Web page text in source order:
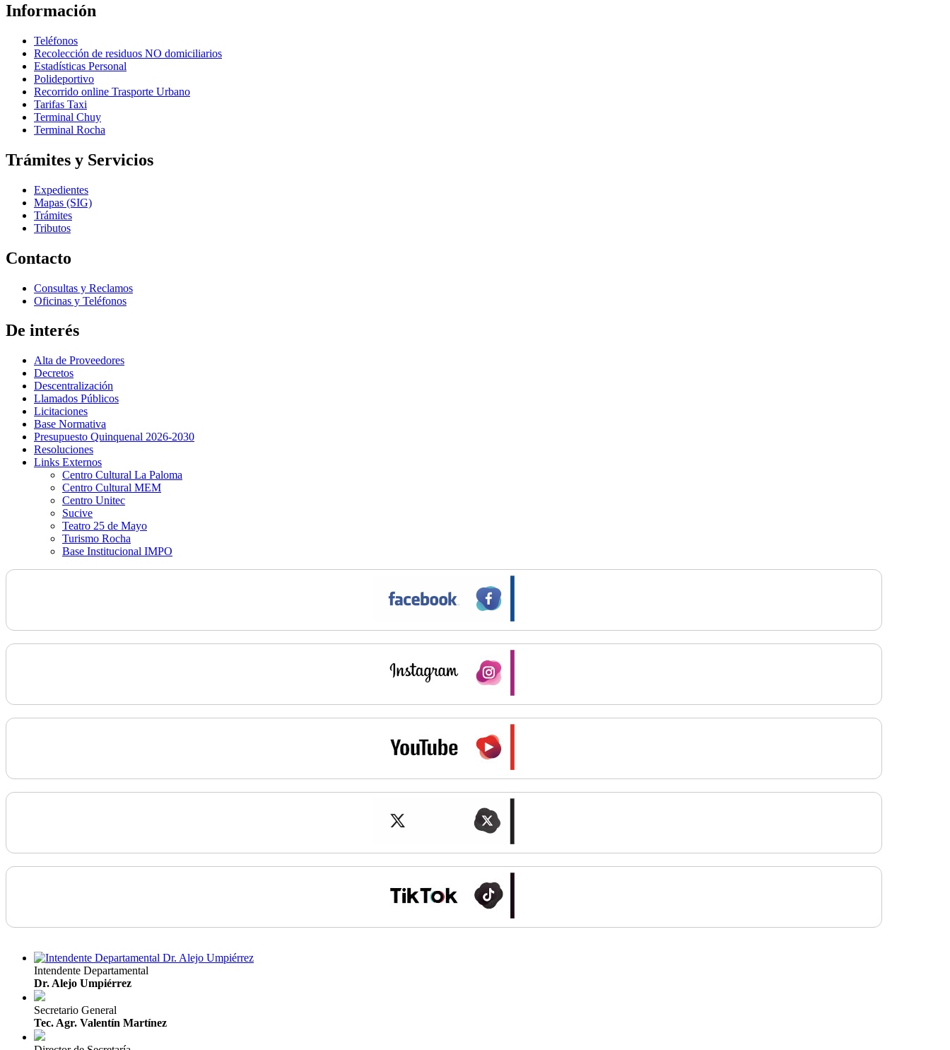
Información
Teléfonos
Recolección de residuos NO domiciliarios
Estadísticas Personal
Polideportivo
Recorrido online Trasporte Urbano
Tarifas Taxi
Terminal Chuy
Terminal Rocha
Trámites y Servicios
Expedientes
Mapas (SIG)
Trámites
Tributos
Contacto
Consultas y Reclamos
Oficinas y Teléfonos
De interés
Alta de Proveedores
Decretos
Descentralización
Llamados Públicos
Licitaciones
Base Normativa
Presupuesto Quinquenal 2026-2030
Resoluciones
Links Externos
Centro Cultural La Paloma
Centro Cultural MEM
Centro Unitec
Sucive
Teatro 25 de Mayo
Turismo Rocha
Base Institucional IMPO
Intendente Departamental
Dr. Alejo Umpiérrez
Secretario General
Tec. Agr. Valentín Martínez